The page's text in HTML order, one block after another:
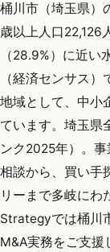
桶川市（埼玉県）
歳以上人口22,126
（28.9%）に近
（経済センサス
地域として、中小
ています。埼玉県
ンク2025年）。
相談から、買い手
リーまで多岐にわ
Strategyでは桶川
M&A実務をご支援